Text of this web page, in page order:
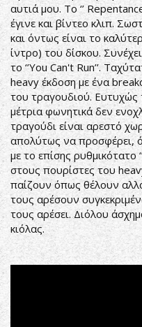
αυτιά μου. Το ‘’
έγινε και βίντεο κλιπ.
και όντως είναι το
ίντρο) του δίσκου.
το ‘’You Can't Run’’.
heavy έκδοση με ένα
του τραγουδιού. Ευτυχώς
μέτρια φωνητικά δεν
τραγούδι είναι αρεστό
απολύτως να προσφέρει,
με το επίσης ρυθμικότατο
στους πουρίστες του
παίζουν όπως θέλουν
τους αρέσουν
τους αρέσει. Διόλου
κιόλας.